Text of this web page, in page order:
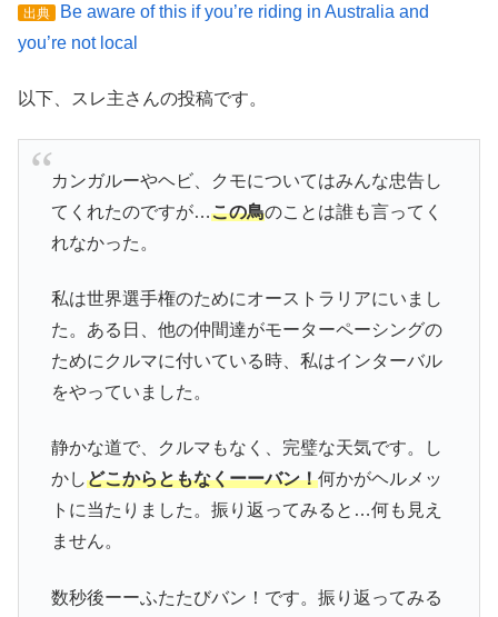
出典
Be aware of this if you’re riding in Australia and
you’re not local
以下、スレ主さんの投稿です。
カンガルーやヘビ、クモについてはみんな忠告し
てくれたのですが…この鳥のことは誰も言ってく
れなかった。
私は世界選手権のためにオーストラリアにいまし
た。ある日、他の仲間達がモーターペーシングの
ためにクルマに付いている時、私はインターバル
をやっていました。
静かな道で、クルマもなく、完璧な天気です。し
かしどこからともなくーーバン！何かがヘルメッ
トに当たりました。振り返ってみると…何も見え
ません。
数秒後ーーふたたびバン！です。振り返ってみる